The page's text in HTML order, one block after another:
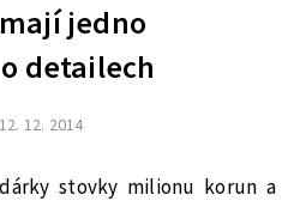
jedno
detailech
12. 12. 2014
stovky milionu korun a